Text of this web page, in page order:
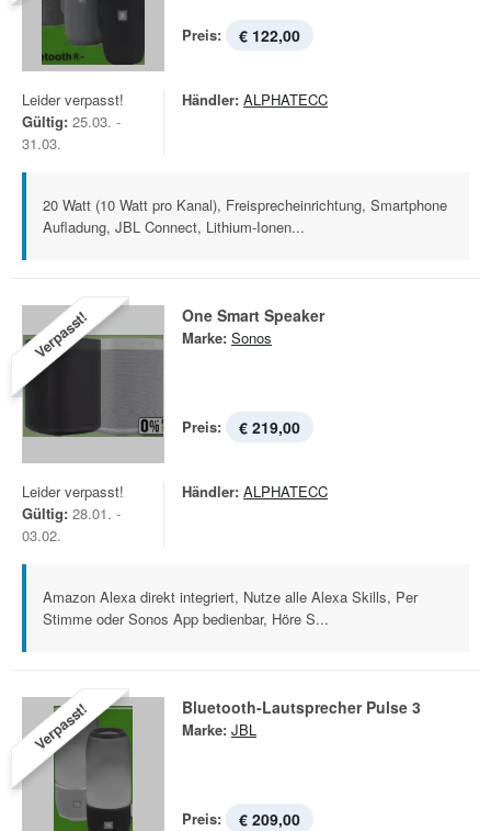
Preis: € 122,00
Leider verpasst!
Gültig: 25.03. -
31.03.
Händler: ALPHATECC
20 Watt (10 Watt pro Kanal), Freisprecheinrichtung, Smartphone
Aufladung, JBL Connect, Lithium-Ionen...
Verpasst! One Smart Speaker
Marke: Sonos
Preis: € 219,00
Leider verpasst!
Gültig: 28.01. -
03.02.
Händler: ALPHATECC
Amazon Alexa direkt integriert, Nutze alle Alexa Skills, Per
Stimme oder Sonos App bedienbar, Höre S...
Verpasst! Bluetooth-Lautsprecher Pulse 3
Marke: JBL
Preis: € 209,00